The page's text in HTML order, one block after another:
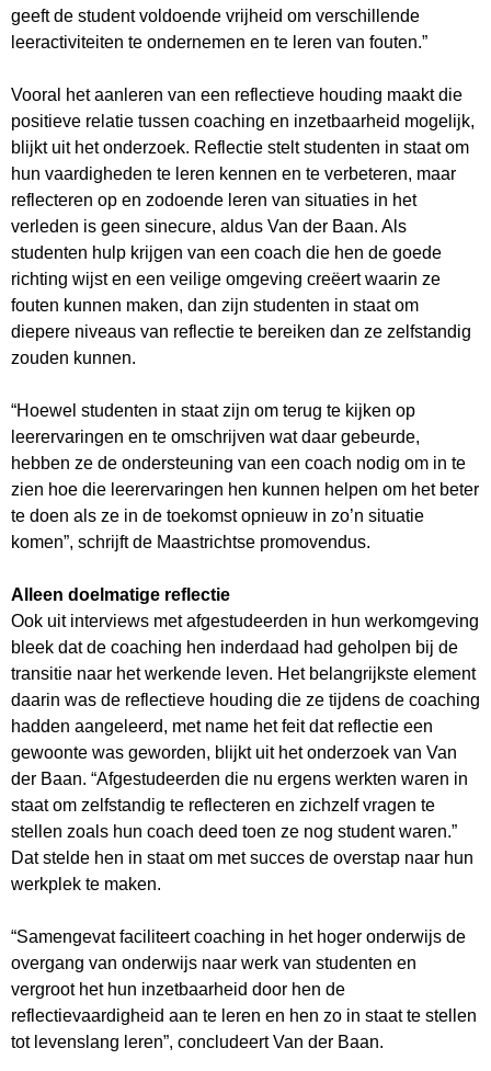
geeft de student voldoende vrijheid om verschillende
leeractiviteiten te ondernemen en te leren van fouten.”
Vooral het aanleren van een reflectieve houding maakt die
positieve relatie tussen coaching en inzetbaarheid mogelijk,
blijkt uit het onderzoek. Reflectie stelt studenten in staat om
hun vaardigheden te leren kennen en te verbeteren, maar
reflecteren op en zodoende leren van situaties in het
verleden is geen sinecure, aldus Van der Baan. Als
studenten hulp krijgen van een coach die hen de goede
richting wijst en een veilige omgeving creëert waarin ze
fouten kunnen maken, dan zijn studenten in staat om
diepere niveaus van reflectie te bereiken dan ze zelfstandig
zouden kunnen.
“Hoewel studenten in staat zijn om terug te kijken op
leerervaringen en te omschrijven wat daar gebeurde,
hebben ze de ondersteuning van een coach nodig om in te
zien hoe die leerervaringen hen kunnen helpen om het beter
te doen als ze in de toekomst opnieuw in zo’n situatie
komen”, schrijft de Maastrichtse promovendus.
Alleen doelmatige reflectie
Ook uit interviews met afgestudeerden in hun werkomgeving
bleek dat de coaching hen inderdaad had geholpen bij de
transitie naar het werkende leven. Het belangrijkste element
daarin was de reflectieve houding die ze tijdens de coaching
hadden aangeleerd, met name het feit dat reflectie een
gewoonte was geworden, blijkt uit het onderzoek van Van
der Baan. “Afgestudeerden die nu ergens werkten waren in
staat om zelfstandig te reflecteren en zichzelf vragen te
stellen zoals hun coach deed toen ze nog student waren.”
Dat stelde hen in staat om met succes de overstap naar hun
werkplek te maken.
“Samengevat faciliteert coaching in het hoger onderwijs de
overgang van onderwijs naar werk van studenten en
vergroot het hun inzetbaarheid door hen de
reflectievaardigheid aan te leren en hen zo in staat te stellen
tot levenslang leren”, concludeert Van der Baan.